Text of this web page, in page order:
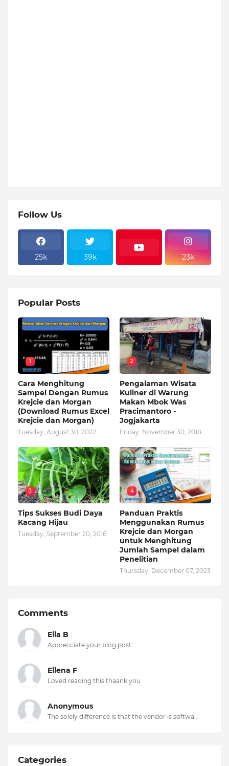
Follow Us
25k 39k 23k
Popular Posts
1
Cara Menghitung
Sampel Dengan Rumus
Krejcie dan Morgan
(Download Rumus Excel
Krejcie dan Morgan)
Tuesday, August 30, 2022
2
Pengalaman Wisata
Kuliner di Warung
Makan Mbok Was
Pracimantoro -
Jogjakarta
Friday, November 30, 2018
3
Tips Sukses Budi Daya
Kacang Hijau
Tuesday, September 20, 2016
4
Panduan Praktis
Menggunakan Rumus
Krejcie dan Morgan
untuk Menghitung
Jumlah Sampel dalam
Penelitian
Thursday, December 07, 2023
Comments
Ella B
Apprecciate your blog post
Ellena F
Loved reading this thaank you
Anonymous
The solely difference is that the vendor is softwa...
Categories